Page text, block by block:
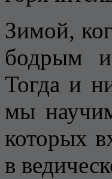
Зимой,
бодрым и
Тогда и
мы
которых
в